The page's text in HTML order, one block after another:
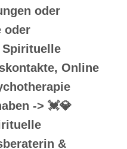
oder
oder
Spirituelle
Online
-> 💓️💎
&